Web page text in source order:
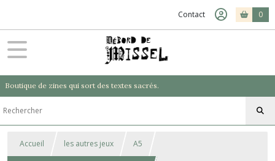
Contact 0
Boutique de zines qui sort des textes sacrés.
Accueil les autres jeux A5